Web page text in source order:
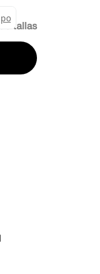
tallas